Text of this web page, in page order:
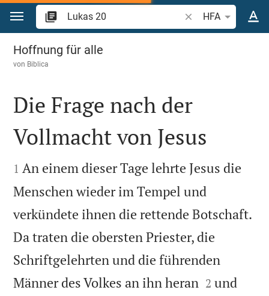
Zum Inhalt springen
Bibelstelle oder
HFA
Lukas 20
Hoffnung für alle
von Biblica

Die Frage nach der
Vollmacht von Jesus

1 An einem dieser Tage lehrte Jesus die
Menschen wieder im Tempel und
verkündete ihnen die rettende Botschaft.
Da traten die obersten Priester, die
Schriftgelehrten und die führenden
Männer des Volkes an ihn heran 

2 und